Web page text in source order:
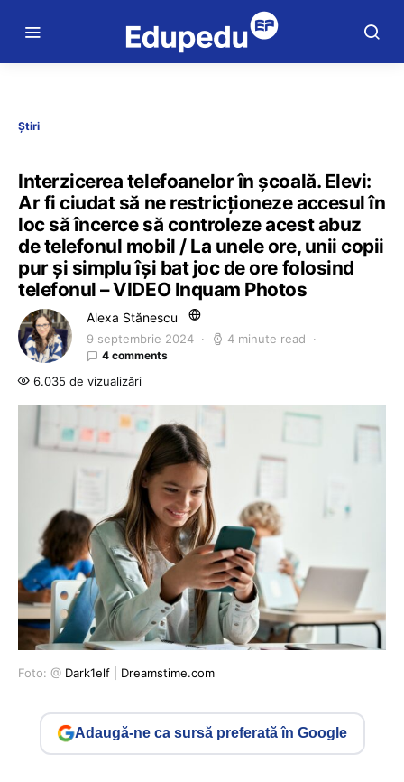
Știri
Interzicerea telefoanelor în școală. Elevi:
Ar fi ciudat să ne restricționeze accesul în
loc să încerce să controleze acest abuz
de telefonul mobil / La unele ore, unii copii
pur și simplu își bat joc de ore folosind
telefonul – VIDEO Inquam Photos
Alexa Stănescu
9 septembrie 2024 4 minute read
4 comments
6.035 de vizualizări
Foto: @ Dark1elf Dreamstime.com
Adaugă-ne ca sursă preferată în Google